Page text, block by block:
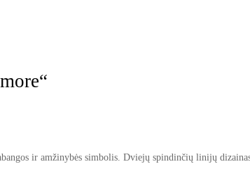
ir amžinybės simbolis. Dviejų spindinčių linijų